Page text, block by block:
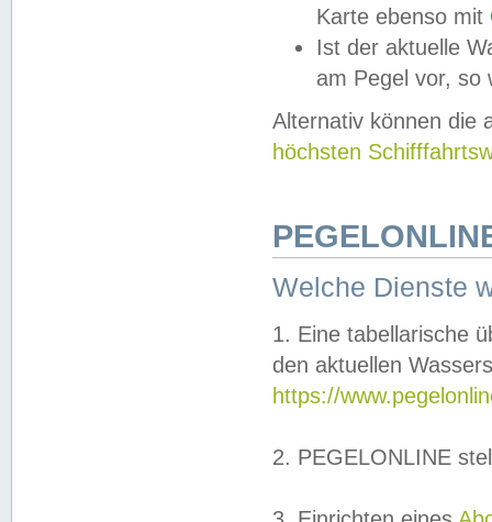
Karte ebenso mit
Ist der aktuelle
am Pegel vor,
Alternativ können die
höchsten
Welche Dienste
1. Eine tabellarische
den aktuellen
https://
2. PEGELONLINE